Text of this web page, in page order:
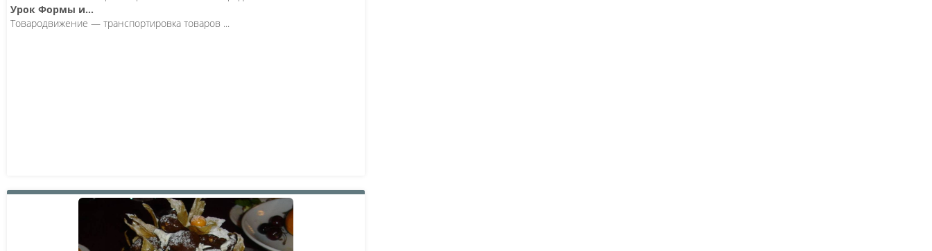
Урок Формы и...
Товародвижение — транспортировка товаров ...